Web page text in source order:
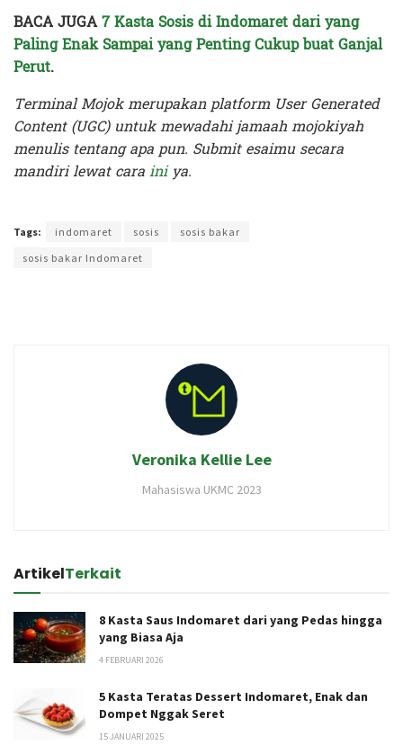
BACA JUGA7 Kasta Sosis di Indomaret dari yang
Paling Enak Sampai yang Penting Cukup buat Ganjal
Perut.
Terminal Mojok merupakan platform User Generated
Content (UGC) untuk mewadahi jamaah mojokiyah
menulis tentang apa pun. Submit esaimu secara
mandiri lewat carainiya.
Tags: indomaret sosis
sosis bakar
sosis bakar Indomaret
Veronika Kellie Lee
Mahasiswa UKMC 2023
ArtikelTerkait
8 Kasta Saus Indomaret dari yang Pedas hingga
yang Biasa Aja
4 FEBRUARI 2026
5 Kasta Teratas Dessert Indomaret, Enak dan
Dompet Nggak Seret
15 JANUARI 2025